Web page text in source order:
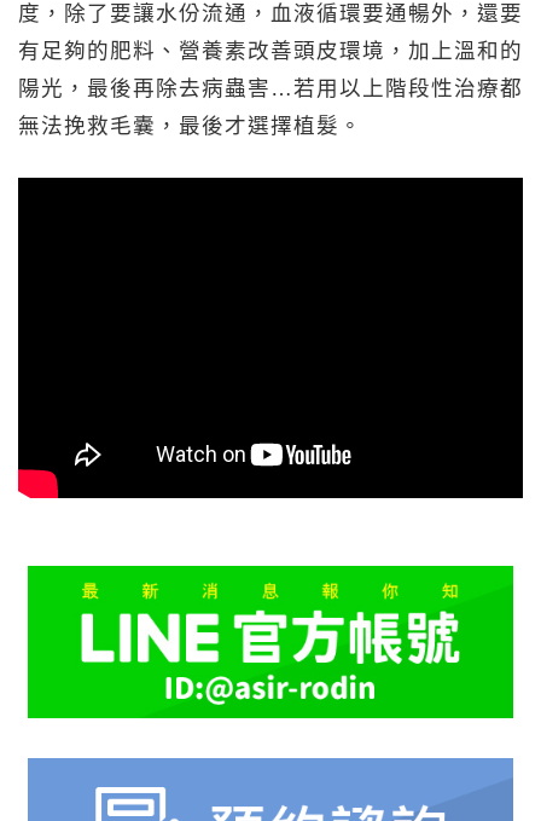
度，除了要讓水份流通，血液循環要通暢外，還要
有足夠的肥料、營養素改善頭皮環境，加上溫和的
陽光，最後再除去病蟲害…若用以上階段性治療都
無法挽救毛囊，最後才選擇植髮。